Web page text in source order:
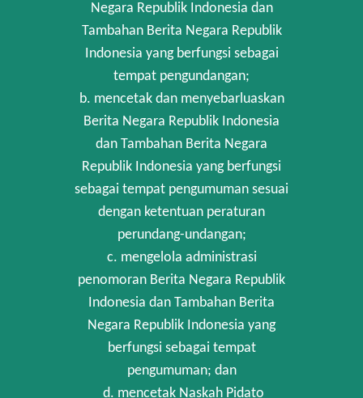
Negara Republik Indonesia dan
Tambahan Berita Negara Republik
Indonesia yang berfungsi sebagai
tempat pengundangan;
b. mencetak dan menyebarluaskan
Berita Negara Republik Indonesia
dan Tambahan Berita Negara
Republik Indonesia yang berfungsi
sebagai tempat pengumuman sesuai
dengan ketentuan peraturan
perundang-undangan;
c. mengelola administrasi
penomoran Berita Negara Republik
Indonesia dan Tambahan Berita
Negara Republik Indonesia yang
berfungsi sebagai tempat
pengumuman; dan
d. mencetak Naskah Pidato